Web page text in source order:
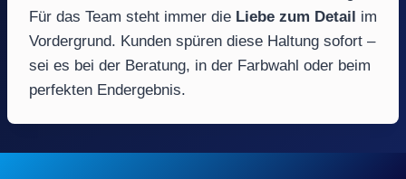
Für das Team steht immer die Liebe zum Detail im
Vordergrund. Kunden spüren diese Haltung sofort –
sei es bei der Beratung, in der Farbwahl oder beim
perfekten Endergebnis.